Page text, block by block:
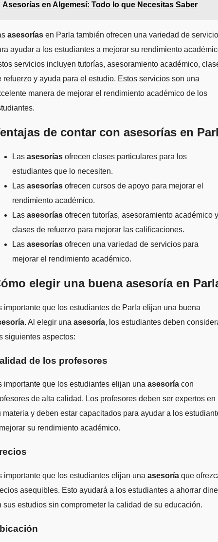
Asesorías en Algemesí: Todo lo que Necesitas Saber
asesorías en Parla también ofrecen una variedad de
ayudar a los estudiantes a mejorar su rendimiento
servicios incluyen tutorías, asesoramiento académico,
refuerzo y ayuda para el estudio. Estos servicios son una
manera de mejorar el rendimiento académico de los
de contar con asesorías en
Las asesorías ofrecen clases particulares para los
estudiantes que lo necesiten.
Las asesorías ofrecen cursos de apoyo para mejorar el
rendimiento académico.
Las asesorías ofrecen tutorías, asesoramiento académico y
clases de refuerzo para mejorar las calificaciones.
Las asesorías ofrecen una variedad de servicios para
mejorar el rendimiento académico.
elegir una buena asesoría en
importante que los estudiantes de Parla elijan una buena
. Al elegir una asesoría, los estudiantes deben
siguientes aspectos:
de los profesores
importante que los estudiantes elijan una asesoría con
de alta calidad. Los profesores deben ser expertos en
materia y deben estar capacitados para ayudar a los
su rendimiento académico.
importante que los estudiantes elijan una asesoría que
asequibles. Esto ayudará a los estudiantes a ahorrar
sus estudios sin comprometer la calidad de su educación.